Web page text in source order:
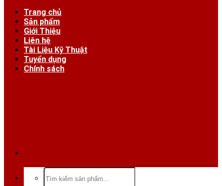
Trang chủ
Sản phẩm
Giới Thiệu
Liên hệ
Tài Liệu Kỹ Thuật
Tuyển dụng
Chính sách
Tìm
kiếm: